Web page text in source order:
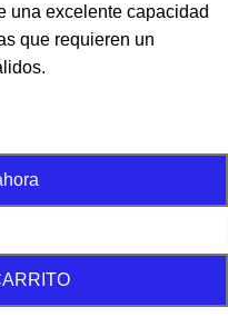
una excelente capacidad
que requieren un